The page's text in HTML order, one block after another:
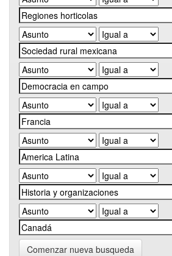
Comenzar nueva busqueda